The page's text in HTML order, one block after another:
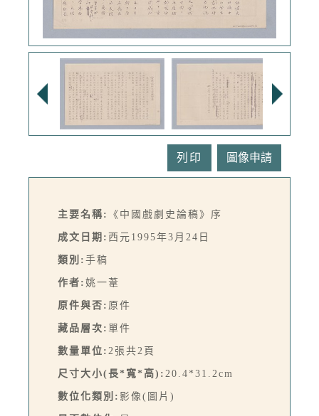
列印
主要名稱: 《中國戲劇史論稿》序
成文日期: 西元1995年3月24日
類別: 手稿
作者: 姚一葦
原件與否: 原件
藏品層次: 單件
數量單位: 2張共2頁
尺寸大小(長*寬*高): 20.4*31.2cm
數位化類別: 影像(圖片)